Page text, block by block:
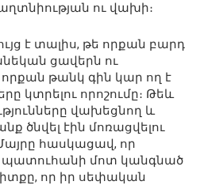
ու վախի։
է տալիս, թե որքան բարդ
ցավերն ու
թանկ գին կար ող է
կտրելու որոշումը։ Թեև
վախեցնող և
ծնվել էին մոռացվելու
հասկացավ, որ
մոտ կանգնած
որ իր սեփական